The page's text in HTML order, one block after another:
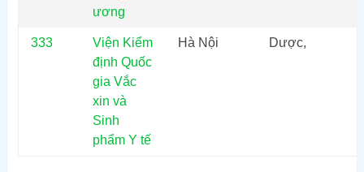
ương
333
Viện Kiểm
định Quốc
gia Vắc
xin và
Sinh
phẩm Y tế
Hà Nội Dược,